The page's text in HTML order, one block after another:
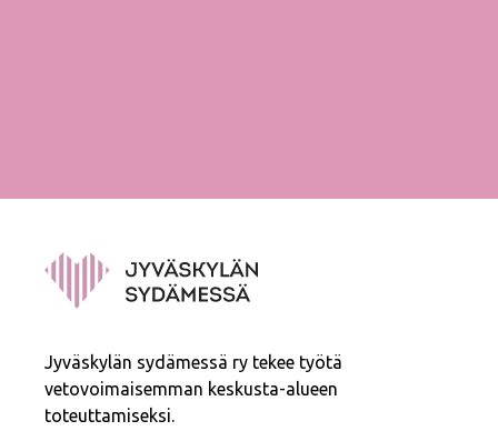
Jyväskylän sydämessä ry tekee työtä
vetovoimaisemman keskusta-alueen
toteuttamiseksi.